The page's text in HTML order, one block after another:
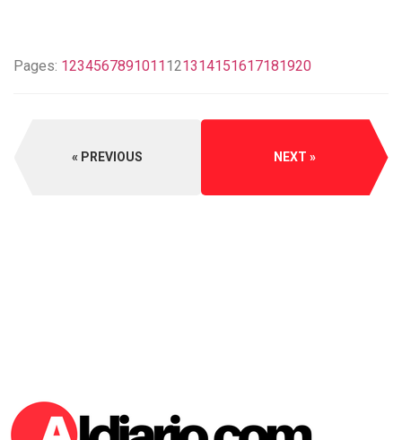
Pages: 1234567891011 121314151617181920
PREVIOUS NEXT